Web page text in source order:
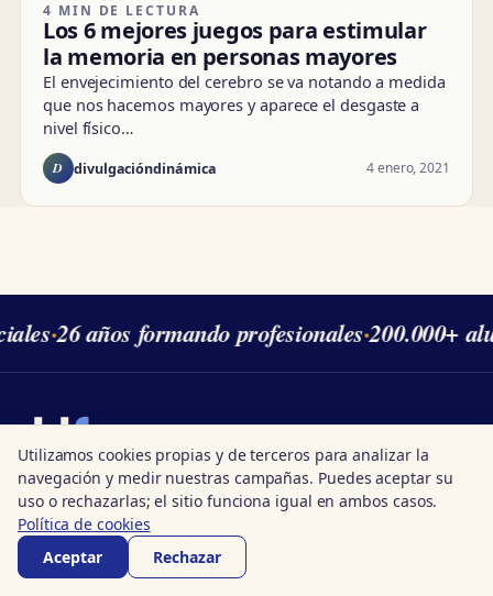
4 MIN DE LECTURA
Los 6 mejores juegos para estimular
la memoria en personas mayores
El envejecimiento del cerebro se va notando a medida
que nos hacemos mayores y aparece el desgaste a
nivel físico…
D divulgacióndinámica 4 enero, 2021
·26 años formando profesionales·200.000+
Academia online especializada en Ciencias
Sociales. Acreditados por la Junta de Andalucía,
Ministerio e ISO 9001. Signatarios de Global
Compact de la ONU.
Utilizamos cookies propias y de terceros para analizar la
navegación y medir nuestras campañas. Puedes aceptar su
uso o rechazarlas; el sitio funciona igual en ambos casos.
Política de cookies
Aceptar
Rechazar